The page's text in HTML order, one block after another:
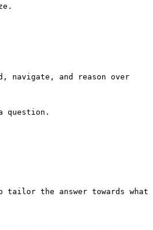
navigate, and reason over
question.
the answer towards what